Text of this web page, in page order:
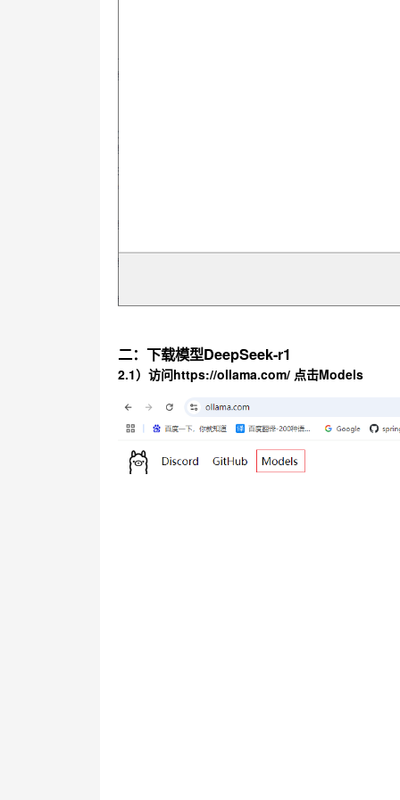
二：下载模型DeepSeek-r1
2.1）访问https://ollama.com/ 点击Models